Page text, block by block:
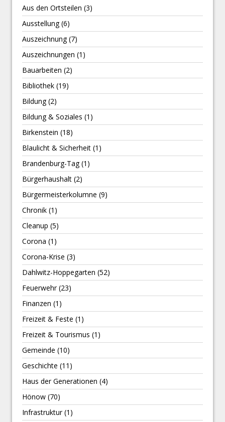
Aus den Ortsteilen (3)
Ausstellung(6)
Auszeichnung(7)
Auszeichnungen (1)
Bauarbeiten (2)
Bibliothek (19)
Bildung(2)
Bildung & Soziales (1)
Birkenstein (18)
Blaulicht & Sicherheit (1)
Brandenburg-Tag(1)
Bürgerhaushalt (2)
Bürgermeisterkolumne (9)
Chronik (1)
Cleanup (5)
Corona (1)
Corona-Krise (3)
Dahlwitz-Hoppegarten (52)
Feuerwehr(23)
Finanzen (1)
Freizeit & Feste (1)
Freizeit & Tourismus (1)
Gemeinde (10)
Geschichte (11)
Haus der Generationen (4)
Hönow (70)
Infrastruktur(1)